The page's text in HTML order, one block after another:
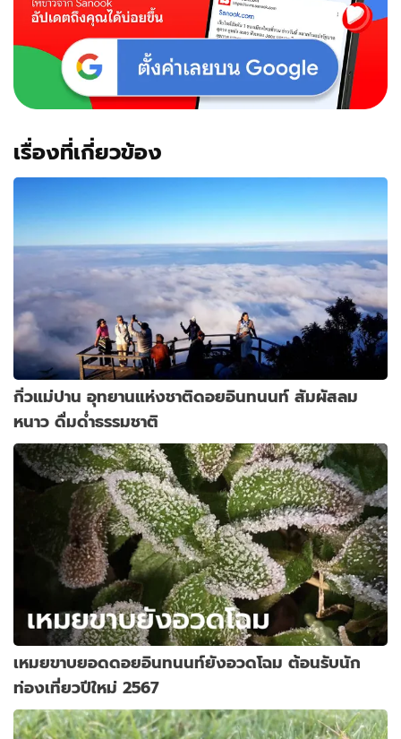
องศา
คะ
เกาะ
ยอด
สวยงาม
เรื่องที่เกี่ยวข้อง
กิ่วแม่ปาน อุทยานแห่งชาติดอยอินทนนท์ สัมผัสลม
หนาว ดื่มด่ำธรรมชาติ
เหมยขาบยอดดอยอินทนนท์ยังอวดโฉม ต้อนรับนัก
ท่องเที่ยวปีใหม่ 2567